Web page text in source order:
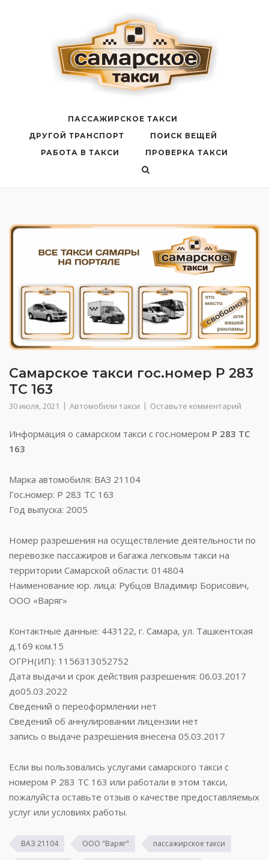
ПАССАЖИРСКОЕ ТАКСИ
ДРУГОЙ ТРАНСПОРТ
ПОИСК ВЕЩЕЙ
РАБОТА В ТАКСИ
ПРОВЕРКА ТАКСИ
Самарское такси гос.номер Р 283
ТС 163
30 июля, 2021 Автомобили такси Оставьте комментарий
Информация о самарском такси с гос.номером Р 283 ТС
163
Марка автомобиля: ВАЗ 21104
Гос.номер: Р 283 ТС 163
Год выпуска: 2005
Номер разрешения на осуществление деятельности по
перевозке пассажиров и багажа легковым такси на
территории Самарской области: 014804
Наименование юр. лица: Рубцов Владимир Борисович,
ООО «Варяг»
Контактные данные: 443122, г. Самара, ул. Ташкентская
д.169 ком.15
ОГРН(ИП): 1156313052752
Дата выдачи и срок действия разрешения: 06.03.2017
до05.03.2022
Сведений о переоформлении нет
Сведений об аннулировании лицензии нет
запись о выдаче разрешения внесена 05.03.2017
Если вы пользовались услугами самарского такси с
номером Р 283 ТС 163 или работали в этом такси,
пожалуйста оставьте отзыв о качестве предоставляемых
услуг или условиях работы.
ВАЗ 21104 ООО "Варяг" пассажирское такси